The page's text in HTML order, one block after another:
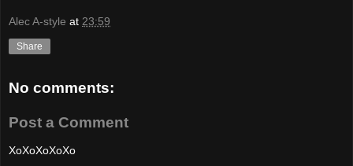
Alec A-style at 23:59
Share
No comments:
Post a Comment
XoXoXoXoXo